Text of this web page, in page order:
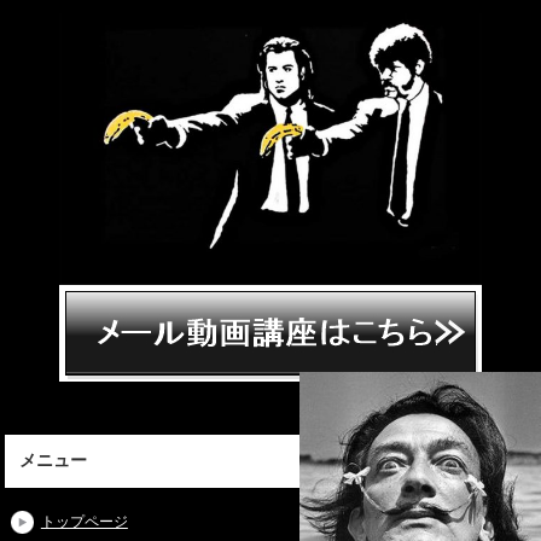
メニュー
トップページ